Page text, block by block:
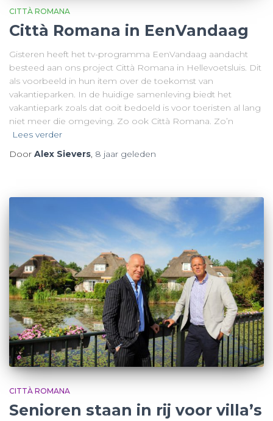
CITTÀ ROMANA
Città Romana in EenVandaag
Gisteren heeft het tv-programma EenVandaag aandacht
besteed aan ons project Città Romana in Hellevoetsluis. Dit
als voorbeeld in hun item over de toekomst van
vakantieparken. In de huidige samenleving biedt het
vakantiepark zoals dat ooit bedoeld is voor toeristen al lang
niet meer die omgeving. Zo ook Città Romana. Zo’n
Lees verder
Door Alex Sievers, 8 jaar geleden
CITTÀ ROMANA
Senioren staan in rij voor villa’s